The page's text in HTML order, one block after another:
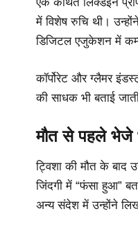
एक कथित लिंक्डइन
में विशेष रुचि थी।
डिजिटल एजुकेशन में
कॉर्पोरेट और ग्लैमर
की साधक भी बताई
मौत से पहले
ट्विशा की मौत के
जिंदगी में “फंसा हुआ”
अन्य संदेश में उन्होंने